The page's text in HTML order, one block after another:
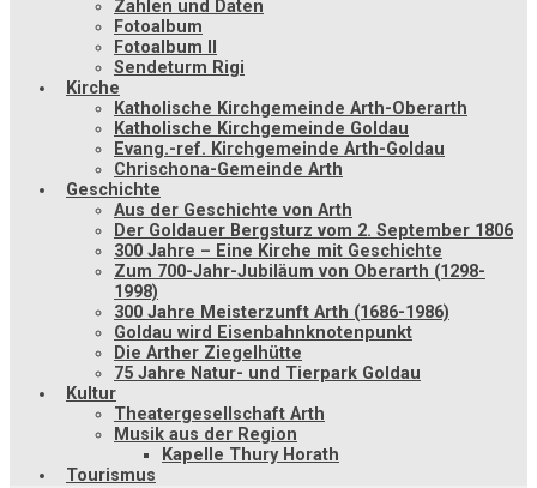
Zahlen und Daten
Fotoalbum
Fotoalbum II
Sendeturm Rigi
Kirche
Katholische Kirchgemeinde Arth-Oberarth
Katholische Kirchgemeinde Goldau
Evang.-ref. Kirchgemeinde Arth-Goldau
Chrischona-Gemeinde Arth
Geschichte
Aus der Geschichte von Arth
Der Goldauer Bergsturz vom 2. September 1806
300 Jahre – Eine Kirche mit Geschichte
Zum 700-Jahr-Jubiläum von Oberarth (1298-
1998)
300 Jahre Meisterzunft Arth (1686-1986)
Goldau wird Eisenbahnknotenpunkt
Die Arther Ziegelhütte
75 Jahre Natur- und Tierpark Goldau
Kultur
Theatergesellschaft Arth
Musik aus der Region
Kapelle Thury Horath
Tourismus